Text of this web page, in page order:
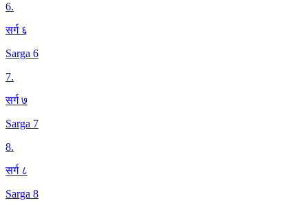
6.
सर्ग ६
Sarga 6
7.
सर्ग ७
Sarga 7
8.
सर्ग ८
Sarga 8